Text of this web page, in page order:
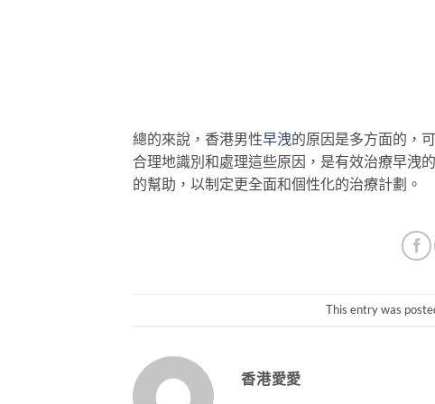
總的來說，香港男性早洩的原因是多方面的，
合理地識別和處理這些原因，是有效治療早洩
的幫助，以制定更全面和個性化的治療計劃。
This entry was
香港愛愛